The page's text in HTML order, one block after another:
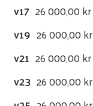
v17 26 000,00 kr
v19 26 000,00 kr
v21 26 000,00 kr
v23 26 000,00 kr